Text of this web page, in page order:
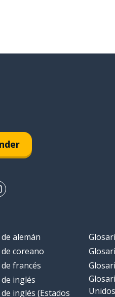
alemán
coreano
francés
inglés
inglés (Estados